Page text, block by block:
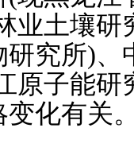
业土壤研
研究所)、
原子能研
变化有关